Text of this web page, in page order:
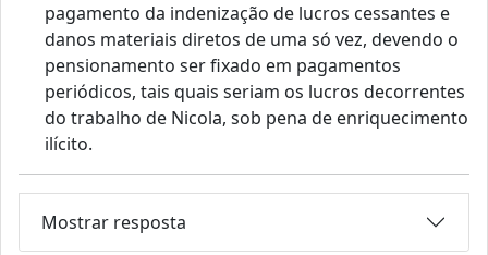
pagamento da indenização de lucros cessantes e
danos materiais diretos de uma só vez, devendo o
pensionamento ser fixado em pagamentos
periódicos, tais quais seriam os lucros decorrentes
do trabalho de Nicola, sob pena de enriquecimento
ilícito.
Mostrar resposta